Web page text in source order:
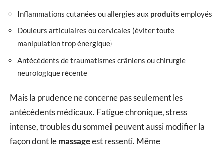
Inflammations cutanées ou allergies aux produits employés
Douleurs articulaires ou cervicales (éviter toute
manipulation trop énergique)
Antécédents de traumatismes crâniens ou chirurgie
neurologique récente
Mais la prudence ne concerne pas seulement les
antécédents médicaux. Fatigue chronique, stress
intense, troubles du sommeil peuvent aussi modifier la
façon dont lemassageest ressenti. Même